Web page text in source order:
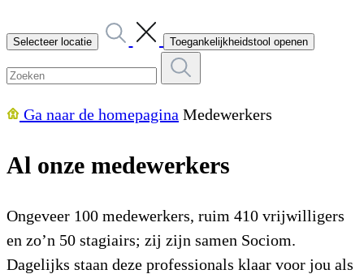
Selecteer locatie Toegankelijkheidstool openen
Ga naar de homepagina Medewerkers
Al onze medewerkers
Ongeveer 100 medewerkers, ruim 410 vrijwilligers
en zo’n 50 stagiairs; zij zijn samen Sociom.
Dagelijks staan deze professionals klaar voor jou als